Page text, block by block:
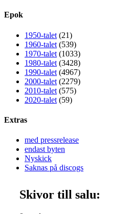
Epok
1950-talet (21)
1960-talet (539)
1970-talet (1033)
1980-talet (3428)
1990-talet (4967)
2000-talet (2279)
2010-talet (575)
2020-talet (59)
Extras
med pressrelease
endast byten
Nyskick
Saknas på discogs
Skivor till salu: